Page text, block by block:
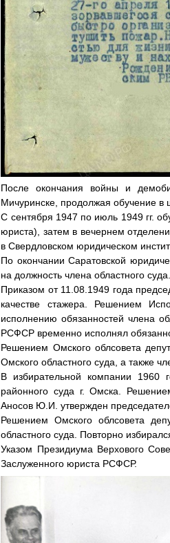
После окончания войны и
Мичуринске, продолжая обучение в
С сентября 1947 по июль 1949 гг.
юриста), затем в вечернем
в Свердловском юридическом
По окончании Саратовской
на должность члена областного суда.
Приказом от 11.08.1949 года
качестве стажера. Решением
исполнению обязанностей члена
РСФСР временно исполнял
Решением Омского облсовета
Омского областного суда, а также
В избирательной компании 1960
районного суда г. Омска.
Аносов Ю.И. утвержден
Решением Омского облсовета
областного суда. Повторно
Указом Президиума Верхового
Заслуженного юриста РСФСР.